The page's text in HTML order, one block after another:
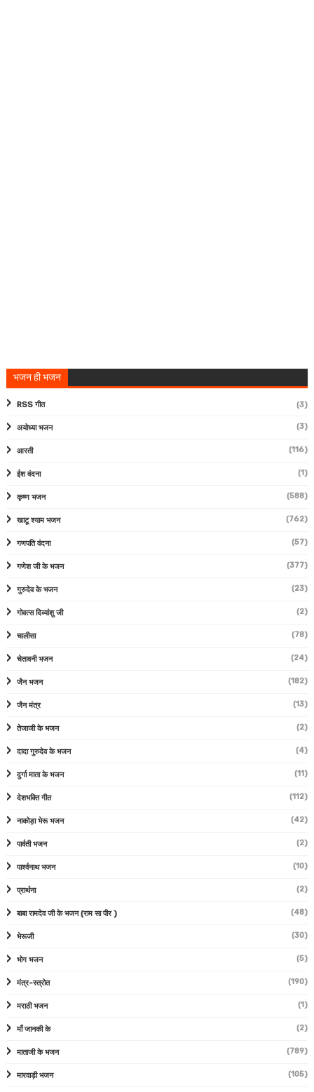
भजन ही भजन
RSS गीत (3)
अयोध्या भजन (3)
आरती (116)
ईश वंदना (1)
कृष्ण भजन (588)
खाटू श्याम भजन (762)
गणपति वंदना (57)
गणेश जी के भजन (377)
गुरुदेव के भजन (23)
गोवत्स दिव्यांशु जी (2)
चालीसा (78)
चेतावनी भजन (24)
जैन भजन (182)
जैन मंत्र (13)
तेजाजी के भजन (2)
दादा गुरुदेव के भजन (4)
दुर्गा माता के भजन (11)
देशभक्ति गीत (112)
नाकोड़ा भेरू भजन (42)
पार्वती भजन (2)
पार्श्वनाथ भजन (10)
प्रार्थना (2)
बाबा रामदेव जी के भजन (राम सा पीर ) (48)
भेरूजी (30)
भोग भजन (5)
मंत्र-स्त्रोत (190)
मराठी भजन (1)
माँ जानकी के (2)
माताजी के भजन (789)
मारवाड़ी भजन (105)